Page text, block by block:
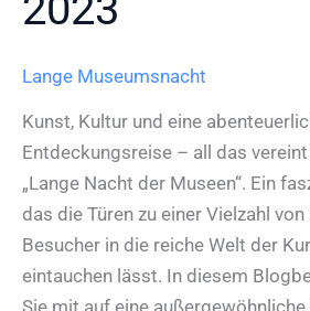
Lange Museumsnacht
Kunst, Kultur und eine
Entdeckungsreise – all das
„Lange Nacht der Museen“. Ein
das die Türen zu einer Vielzahl
Besucher in die reiche Welt der
eintauchen lässt. In diesem